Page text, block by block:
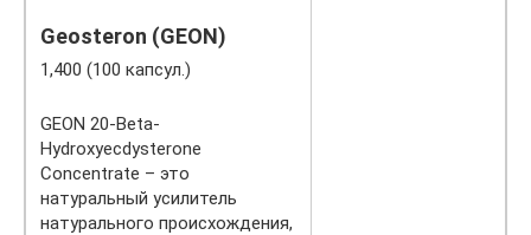
Geosteron (GEON)
1,400 (100 капсул.)
GEON 20-Beta-
Hydroxyecdysterone
Concentrate – это
натуральный усилитель
натурального происхождения,